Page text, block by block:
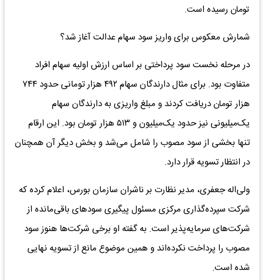
تومان رسیده است.
شمارش معکوس برای واریز سود سهام عدالت آغاز شد؟
در مرحله نخست سود پرداختی بر اساس ارزش اولیه سهام افراد
متفاوت بود. برای مثال دارندگان سهام ۴۹۲ هزار تومانی حدود ۷۴۴
هزار تومان دریافت کردند و مبلغ واریزی به دارندگان سهام
یک‌میلیونی نیز حدود یک‌میلیون و ۵۱۳ هزار تومان بود. این ارقام
تنها بخشی از سود مصوب را شامل می‌شد و بخش دیگر آن همچنان
در انتظار تسویه قرار دارد.
ولی‌اله جعفری، مدیر نظارت بر ناشران سازمان بورس، اعلام کرده که
شرکت سپرده‌گذاری مرکزی مسئول پیگیری سودهای باقی‌مانده از
شرکت‌های سرمایه‌پذیر است. به گفته او برخی شرکت‌ها هنوز سود
مصوب را پرداخت نکرده‌اند و همین موضوع مانع از تسویه نهایی
شده است.